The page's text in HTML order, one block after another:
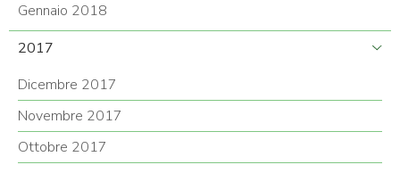
Gennaio 2018
2017
Dicembre 2017
Novembre 2017
Ottobre 2017